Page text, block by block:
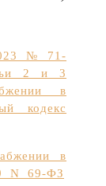
№ 71-
2 и 3
в
кодекс
в
N 69-ФЗ